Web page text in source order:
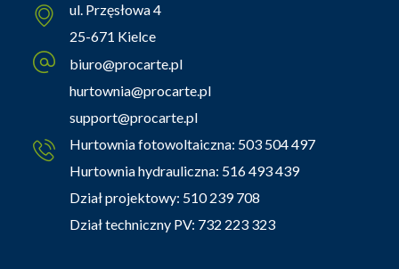
ul. Przęsłowa 4
25-671 Kielce
biuro@procarte.pl
hurtownia@procarte.pl
support@procarte.pl
Hurtownia fotowoltaiczna: 503 504 497
Hurtownia hydrauliczna: 516 493 439
Dział projektowy: 510 239 708
Dział techniczny PV: 732 223 323